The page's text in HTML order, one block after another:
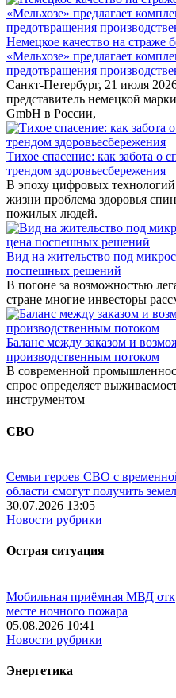
Немецкое качество на страже
«Мельхозе» предлагает
предотвращения
Санкт-Петербург, 21 июля
представитель немецкой
GmbH в России,
Тихое спасение: как забота о
трендом здоровьесбережения
В эпоху цифровых
жизни проблема здоровья
пожилых людей.
Вид на жительство под
поспешных решений
В погоне за возможностью
стране многие инвесторы
Баланс между заказом и
производственным потоком
В современной
спрос определяет
инструментом
СВО
Семьи героев СВО с
области смогут получить
30.07.2026 13:05
Новости рубрики
Острая ситуация
Мобильная приёмная МВД
месте ночного пожара
05.08.2026 10:41
Новости рубрики
Энергетика